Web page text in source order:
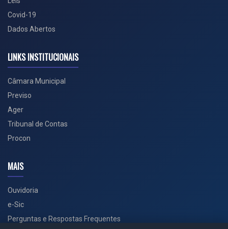
Covid-19
Dados Abertos
LINKS INSTITUCIONAIS
Câmara Municipal
Previso
Ager
Tribunal de Contas
Procon
MAIS
Ouvidoria
e-Sic
Perguntas e Respostas Frequentes